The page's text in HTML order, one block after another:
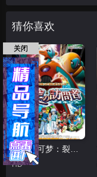
猜你喜欢
精灵宝可梦：裂空的访问者代欧奇希斯国语
HD
关闭